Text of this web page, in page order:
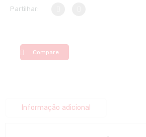
Partilhar:
Compare
Informação adicional